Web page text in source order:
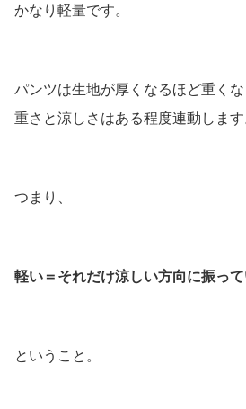
かなり軽量です。
パンツは生地が厚くなるほど重くな
重さと涼しさはある程度連動します
つまり、
軽い＝それだけ涼しい方向に振っ
ということ。